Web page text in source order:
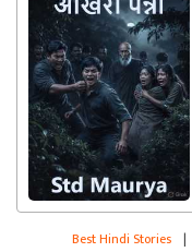
Best Hindi Stories |